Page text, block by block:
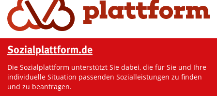
Sozialplattform.de
Die Sozialplattform unterstützt Sie dabei, die für Sie und Ihre
individuelle Situation passenden Sozialleistungen zu finden
und zu beantragen.